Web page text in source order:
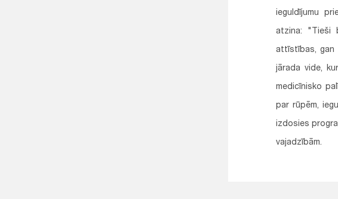
ieguldījumu
atzina: "Tieši
attīstības, gan
jārada vide,
medicīnisko
par rūpēm,
izdosies
vajadzībām.